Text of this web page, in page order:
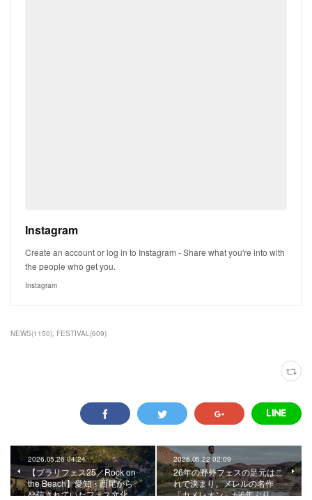
Instagram
Create an account or log in to Instagram - Share what you're into with
the people who get you.
Instagram
NEWS(1150) FESTIVAL(609)
2026.05.26 04:24
【ブラリフェス25／Rock on
the Beach】愛知・西尾から
発信されていたフェス文化…
2026.05.22 02:09
26年の野外フェスの足元はこ
れで決まり。メレルの名作
「カメレオン」が6年ぶり…